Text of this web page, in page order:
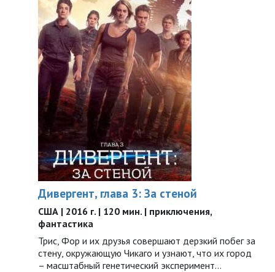
Дивергент, глава 3: За стеной
США | 2016 г. | 120 мин. | приключения,
фантастика
Трис, Фор и их друзья совершают дерзкий побег за
стену, окружающую Чикаго и узнают, что их город
– масштабный генетический эксперимент…